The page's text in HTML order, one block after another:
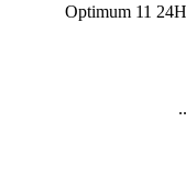
Optimum 11